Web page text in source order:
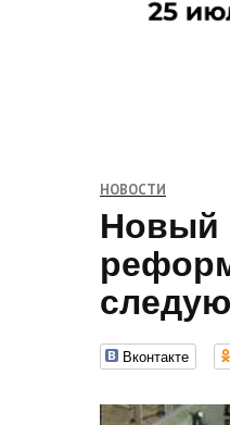
НОВОСТИ
Новый
Вконтакте